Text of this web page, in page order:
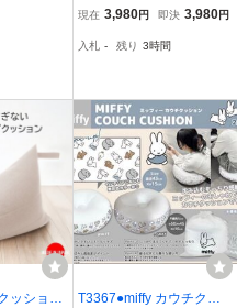
クッショ
ップ◯
せ ギフト スマホ ベッド
ビ 姿勢 枕 北欧 三角 背も
現在 3,980円 即決 3,980円
入札 - 残り 3時間
ッション
T3367●miffy カウチクッ